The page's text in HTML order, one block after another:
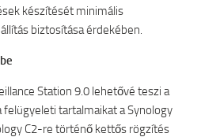
készítését minimális
biztosítása érdekében.
Station 9.0 lehetővé teszi a
felügyeleti tartalmaikat a Synology
C2-re történő kettős rögzítés